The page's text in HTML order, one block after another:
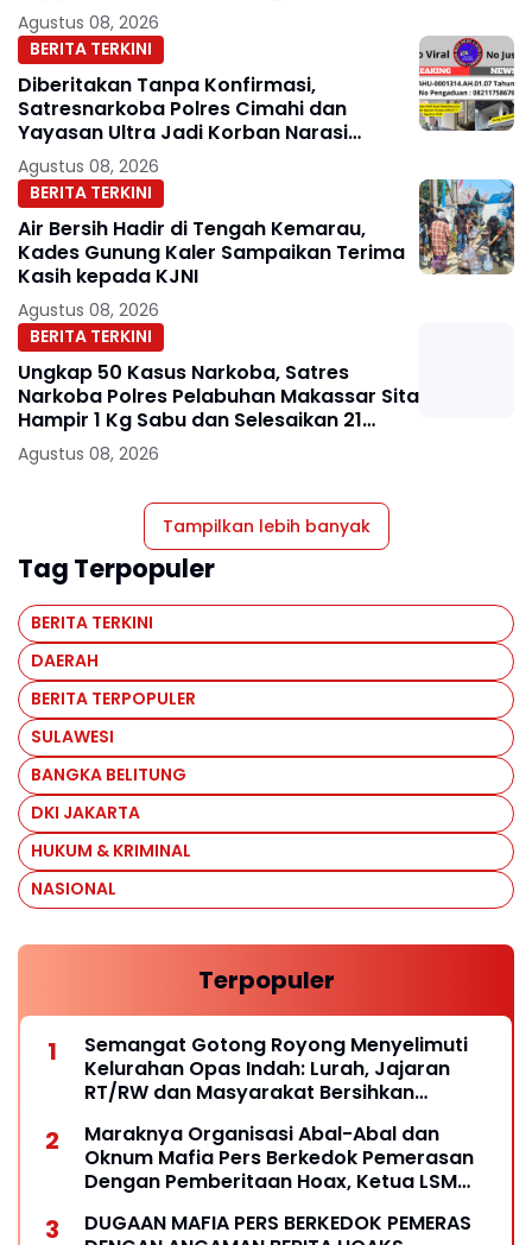
Putih
Agustus 08, 2026
BERITA TERKINI
Diberitakan Tanpa Konfirmasi,
Satresnarkoba Polres Cimahi dan
Yayasan Ultra Jadi Korban Narasi
Sepihak
Agustus 08, 2026
BERITA TERKINI
Air Bersih Hadir di Tengah Kemarau,
Kades Gunung Kaler Sampaikan Terima
Kasih kepada KJNI
Agustus 08, 2026
BERITA TERKINI
Ungkap 50 Kasus Narkoba, Satres
Narkoba Polres Pelabuhan Makassar Sita
Hampir 1 Kg Sabu dan Selesaikan 21
Perkara Lewat Restorative Justice
Agustus 08, 2026
Tampilkan lebih banyak
Tag Terpopuler
BERITA TERKINI
DAERAH
BERITA TERPOPULER
SULAWESI
BANGKA BELITUNG
DKI JAKARTA
HUKUM & KRIMINAL
NASIONAL
Terpopuler
Semangat Gotong Royong Menyelimuti
Kelurahan Opas Indah: Lurah, Jajaran
RT/RW dan Masyarakat Bersihkan
Maraknya Organisasi Abal-Abal dan
Oknum Mafia Pers Berkedok Pemerasan
Dengan Pemberitaan Hoax, Ketua LSM
Bertindak
DUGAAN MAFIA PERS BERKEDOK PEMERAS